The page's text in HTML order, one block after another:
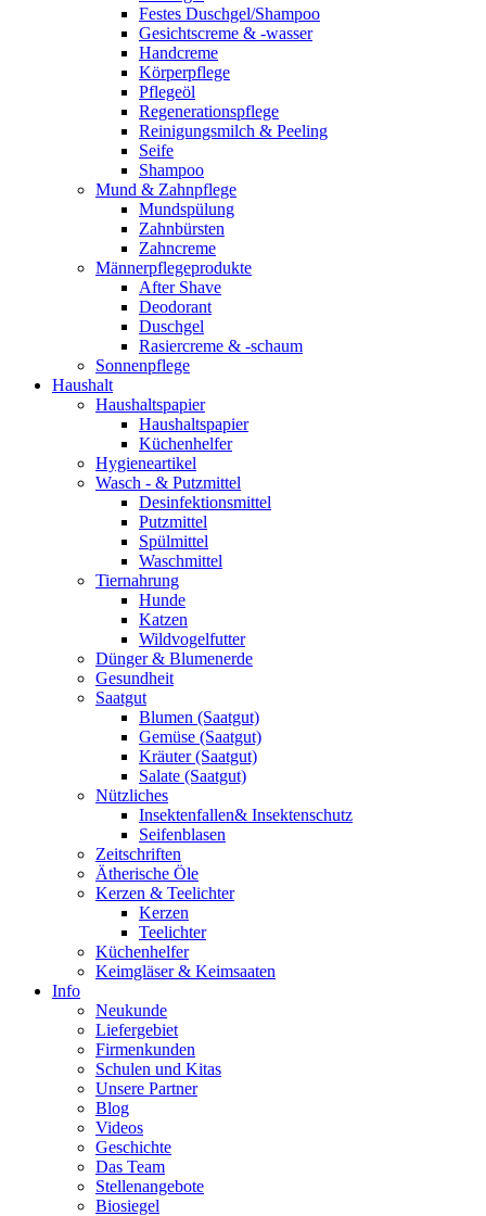
Festes Duschgel/Shampoo
Gesichtscreme & -wasser
Handcreme
Körperpflege
Pflegeöl
Regenerationspflege
Reinigungsmilch & Peeling
Seife
Shampoo
Mund & Zahnpflege
Mundspülung
Zahnbürsten
Zahncreme
Männerpflegeprodukte
After Shave
Deodorant
Duschgel
Rasiercreme & -schaum
Sonnenpflege
Haushalt
Haushaltspapier
Haushaltspapier
Küchenhelfer
Hygieneartikel
Wasch - & Putzmittel
Desinfektionsmittel
Putzmittel
Spülmittel
Waschmittel
Tiernahrung
Hunde
Katzen
Wildvogelfutter
Dünger & Blumenerde
Gesundheit
Saatgut
Blumen (Saatgut)
Gemüse (Saatgut)
Kräuter (Saatgut)
Salate (Saatgut)
Nützliches
Insektenfallen& Insektenschutz
Seifenblasen
Zeitschriften
Ätherische Öle
Kerzen & Teelichter
Kerzen
Teelichter
Küchenhelfer
Keimgläser & Keimsaaten
Info
Neukunde
Liefergebiet
Firmenkunden
Schulen und Kitas
Unsere Partner
Blog
Videos
Geschichte
Das Team
Stellenangebote
Biosiegel